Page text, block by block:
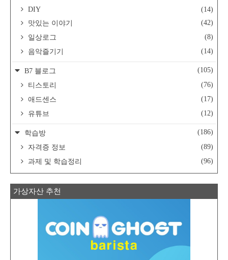
DIY
(14)
맛있는 이야기
(42)
일상로그
(8)
음악즐기기
(14)
B7 블로그
(105)
티스토리
(76)
애드센스
(17)
유튜브
(12)
학습방
(186)
자격증 정보
(89)
과제 및 학습정리
(96)
가상자산 추천